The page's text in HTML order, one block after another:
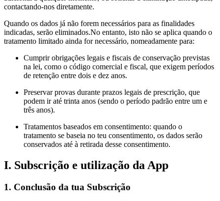
contactando-nos diretamente.
Quando os dados já não forem necessários para as finalidades
indicadas, serão eliminados.No entanto, isto não se aplica quando o
tratamento limitado ainda for necessário, nomeadamente para:
Cumprir obrigações legais e fiscais de conservação previstas
na lei, como o código comercial e fiscal, que exigem períodos
de retenção entre dois e dez anos.
Preservar provas durante prazos legais de prescrição, que
podem ir até trinta anos (sendo o período padrão entre um e
três anos).
Tratamentos baseados em consentimento: quando o
tratamento se baseia no teu consentimento, os dados serão
conservados até à retirada desse consentimento.
I. Subscrição e utilização da App
1. Conclusão da tua Subscrição